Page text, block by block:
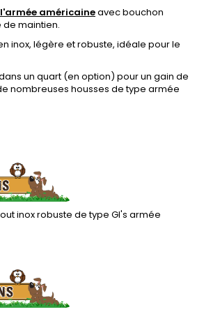
américaineavec bouchon
maintien.
inox, légère et robuste, idéale pour le
un quart (en option) pour un gain de
nombreuses housses de type armée
inox robuste de type GI's armée